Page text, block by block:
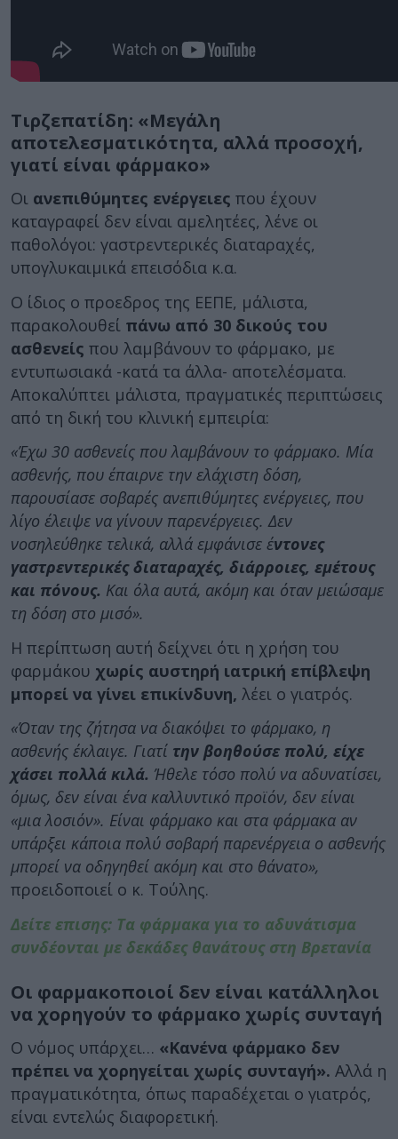
Τιρζεπατίδη: «Μεγάλη
αποτελεσματικότητα, αλλά προσοχή,
γιατί είναι φάρμακο»
Οι ανεπιθύμητες ενέργειες που έχουν
καταγραφεί δεν είναι αμελητέες, λένε οι
παθολόγοι: γαστρεντερικές διαταραχές,
υπογλυκαιμικά επεισόδια κ.α.
Ο ίδιος ο προεδρος της ΕΕΠΕ, μάλιστα,
παρακολουθεί πάνω από 30 δικούς του
ασθενείς που λαμβάνουν το φάρμακο, με
εντυπωσιακά -κατά τα άλλα- αποτελέσματα.
Αποκαλύπτει μάλιστα, πραγματικές περιπτώσεις
από τη δική του κλινική εμπειρία:
«Έχω 30 ασθενείς που λαμβάνουν το φάρμακο. Μία
ασθενής, που έπαιρνε την ελάχιστη δόση,
παρουσίασε σοβαρές ανεπιθύμητες ενέργειες, που
λίγο έλειψε να γίνουν παρενέργειες. Δεν
νοσηλεύθηκε τελικά, αλλά εμφάνισε έντονες
γαστρεντερικές διαταραχές, διάρροιες, εμέτους
και πόνους. Και όλα αυτά, ακόμη και όταν μειώσαμε
τη δόση στο μισό».
Η περίπτωση αυτή δείχνει ότι η χρήση του
φαρμάκου χωρίς αυστηρή ιατρική επίβλεψη
μπορεί να γίνει επικίνδυνη, λέει ο γιατρός.
«Όταν της ζήτησα να διακόψει το φάρμακο, η
ασθενής έκλαιγε. Γιατί την βοηθούσε πολύ, είχε
χάσει πολλά κιλά. Ήθελε τόσο πολύ να αδυνατίσει,
όμως, δεν είναι ένα καλλυντικό προϊόν, δεν είναι
«μια λοσιόν». Είναι φάρμακο και στα φάρμακα αν
υπάρξει κάποια πολύ σοβαρή παρενέργεια ο ασθενής
μπορεί να οδηγηθεί ακόμη και στο θάνατο»,
προειδοποιεί ο κ. Τούλης.
Δείτε επισης: Τα φάρμακα για το αδυνάτισμα
συνδέονται με δεκάδες θανάτους στη Βρετανία
Οι φαρμακοποιοί δεν είναι κατάλληλοι
να χορηγούν το φάρμακο χωρίς συνταγή
Ο νόμος υπάρχει… «Κανένα φάρμακο δεν
πρέπει να χορηγείται χωρίς συνταγή». Αλλά η
πραγματικότητα, όπως παραδέχεται ο γιατρός,
είναι εντελώς διαφορετική.